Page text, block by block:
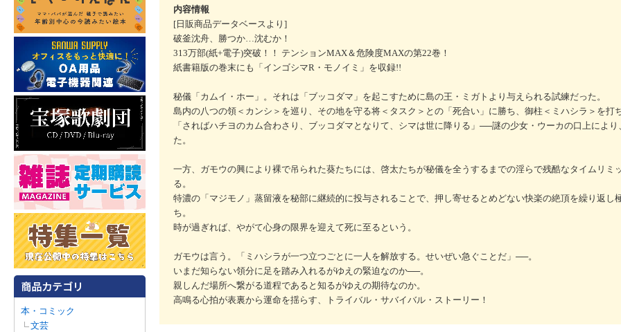
本・コミック
文芸
内容情報
[日販商品データベースより]
破釜沈舟、勝つか…沈むか！
313万部(紙+電子)突破！！ テンションMAX＆危険度MAXの第22巻！
紙書籍版の巻末にも「インゴシマR・モノイミ」を収録!!
秘儀「カムイ・ホー」。それは「ブッコダマ」を起こすために島の王・ミガトより与えられる試練だった。
島内の八つの領＜カンシ＞を巡り、その地を守る将＜タスク＞との「死合い」に勝ち、御柱＜ミハシラ＞を打
「さればハチヨのカム合わさり、ブッコダマとなりて、シマは世に降りる」──謎の少女・ウーカの口上によ
た。
一方、ガモウの興により裸で吊られた葵たちには、啓太たちが秘儀を全うするまでの淫らで残酷なタイムリミ
る。
特濃の「マジモノ」蒸留液を秘部に継続的に投与されることで、押し寄せるとめどない快楽の絶頂を繰り返し
ち。
時が過ぎれば、やがて心身の限界を迎えて死に至るという。
ガモウは言う。「ミハシラが一つ立つごとに一人を解放する。せいぜい急ぐことだ」──。
いまだ知らない領分に足を踏み入れるがゆえの緊迫なのか──。
親しんだ場所へ繋がる道程であると知るがゆえの期待なのか。
高鳴る心拍が表裏から運命を揺らす、トライバル・サバイバル・ストーリー！